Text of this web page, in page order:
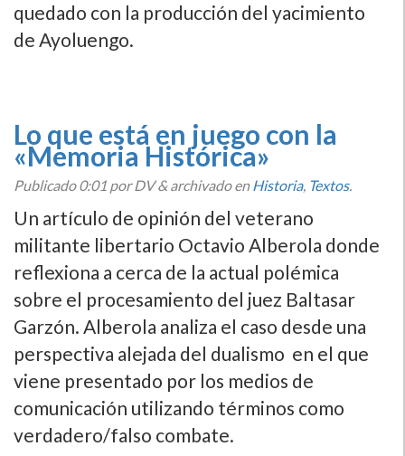
quedado con la producción del yacimiento
de Ayoluengo.
Lo que está en juego con la
«Memoria Histórica»
Publicado0:01 por DV&archivado enHistoria, Textos.
Un artí­culo de opinión del veterano
militante libertario Octavio Alberola donde
reflexiona a cerca de la actual polémica
sobre el procesamiento del juez Baltasar
Garzón. Alberola analiza el caso desde una
perspectiva alejada del dualismo en el que
viene presentado por los medios de
comunicación utilizando términos como
verdadero/falso combate.